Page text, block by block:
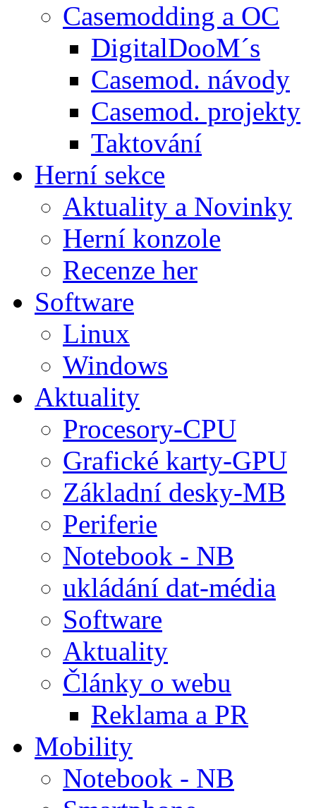
Casemodding a OC
DigitalDooM´s
Casemod. návody
Casemod. projekty
Taktování
Herní sekce
Aktuality a Novinky
Herní konzole
Recenze her
Software
Linux
Windows
Aktuality
Procesory-CPU
Grafické karty-GPU
Základní desky-MB
Periferie
Notebook - NB
ukládání dat-média
Software
Aktuality
Články o webu
Reklama a PR
Mobility
Notebook - NB